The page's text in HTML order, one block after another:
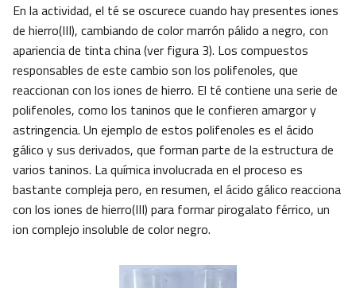
En la actividad, el té se oscurece cuando hay presentes iones
de hierro(III), cambiando de color marrón pálido a negro, con
apariencia de tinta china (ver figura 3). Los compuestos
responsables de este cambio son los polifenoles, que
reaccionan con los iones de hierro. El té contiene una serie de
polifenoles, como los taninos que le confieren amargor y
astringencia. Un ejemplo de estos polifenoles es el ácido
gálico y sus derivados, que forman parte de la estructura de
varios taninos. La química involucrada en el proceso es
bastante compleja pero, en resumen, el ácido gálico reacciona
con los iones de hierro(III) para formar pirogalato férrico, un
ion complejo insoluble de color negro.